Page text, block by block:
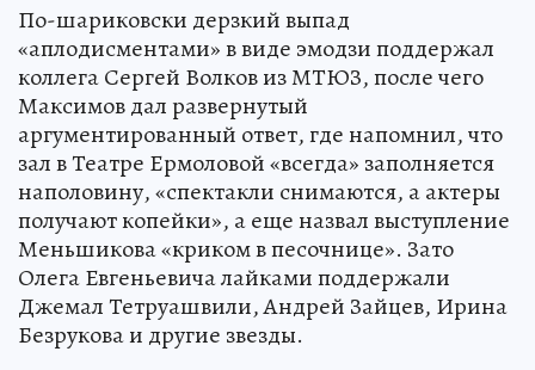
По-шариковски дерзкий выпад
«аплодисментами» в виде эмодзи поддержал
коллега Сергей Волков из МТЮЗ, после чего
Максимов дал развернутый
аргументированный ответ, где напомнил, что
зал в Театре Ермоловой «всегда» заполняется
наполовину, «спектакли снимаются, а актеры
получают копейки», а еще назвал выступление
Меньшикова «криком в песочнице». Зато
Олега Евгеньевича лайками поддержали
Джемал Тетруашвили, Андрей Зайцев, Ирина
Безрукова и другие звезды.